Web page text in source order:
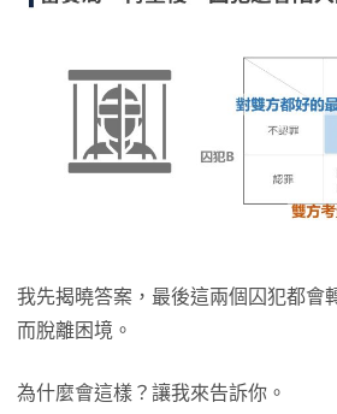
我先揭曉答案，最後這兩個囚犯都會
而脫離困境。
為什麼會這樣？讓我來告訴你。